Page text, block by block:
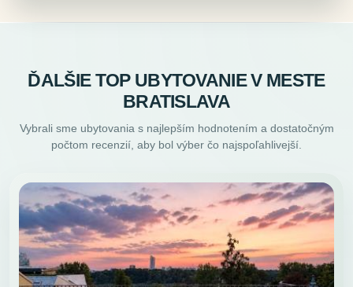
ĎALŠIE TOP UBYTOVANIE V MESTE
BRATISLAVA
Vybrali sme ubytovania s najlepším hodnotením a dostatočným
počtom recenzií, aby bol výber čo najspoľahlivejší.